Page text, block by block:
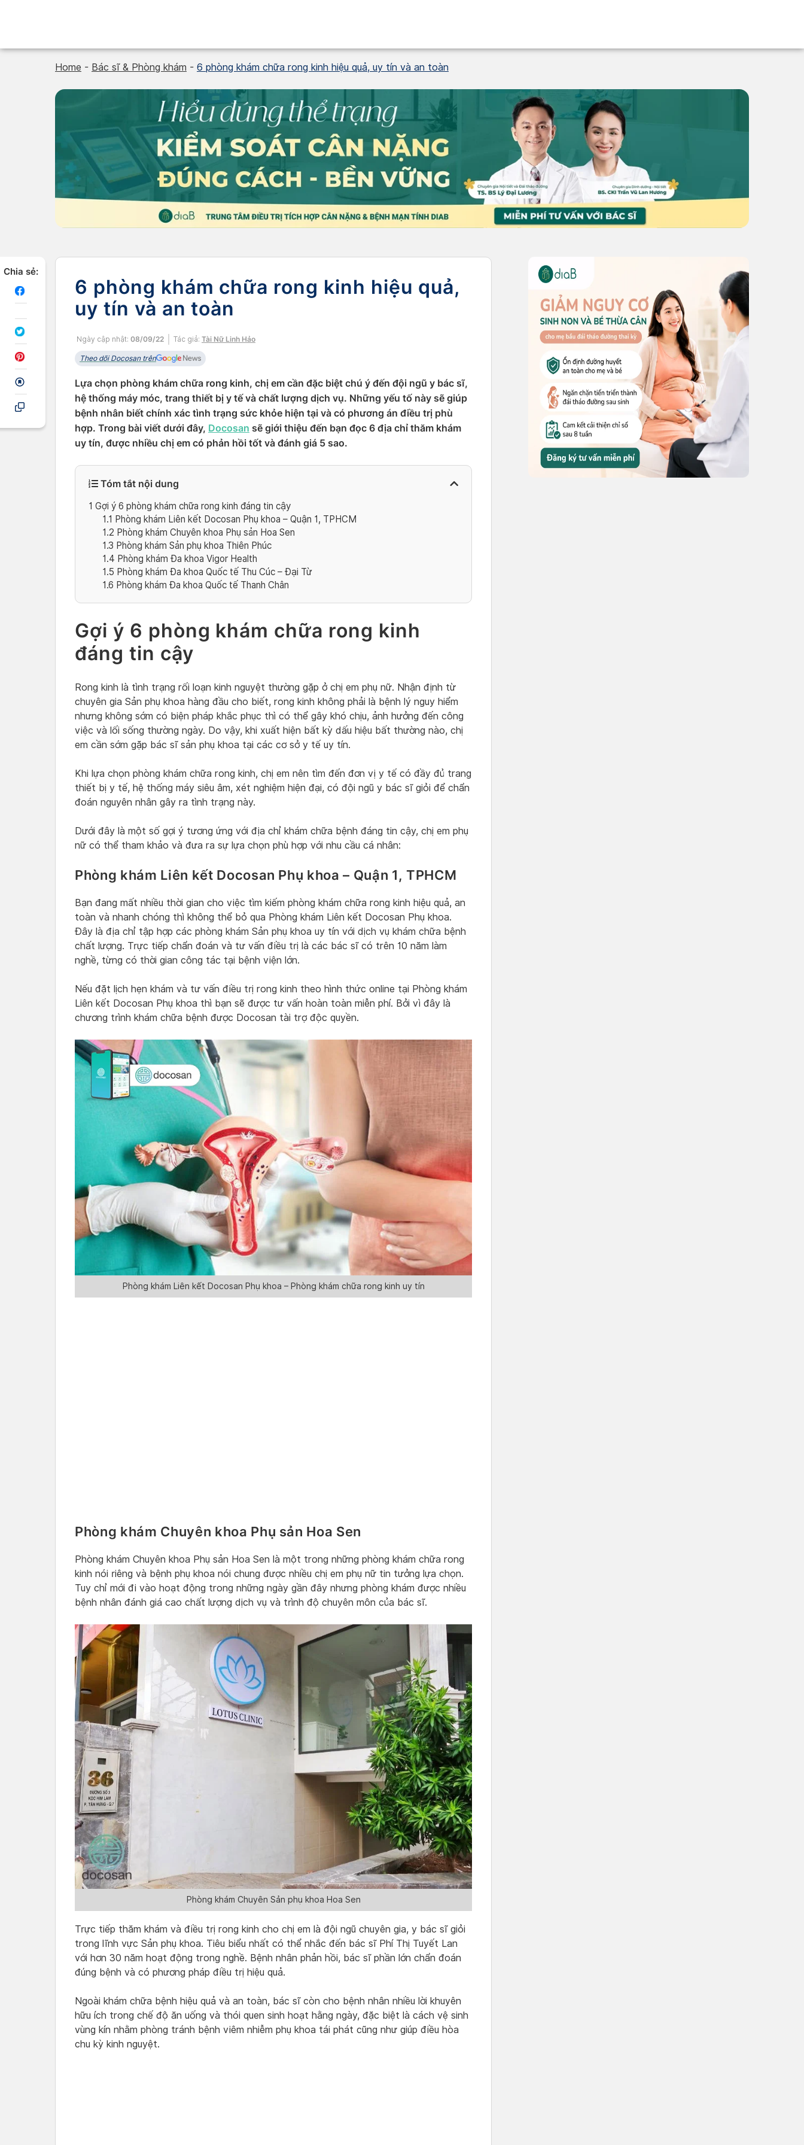
Home - Bác sĩ & Phòng khám - 6 phòng khám chữa rong kinh hiệu quả, uy tín và an toàn
Chia sẻ:
6 phòng khám chữa rong kinh hiệu quả,
uy tín và an toàn
Ngày cập nhật: 08/09/22 Tác giả: Tài Nữ Linh Hảo
Theo dõi Docosan trên
Lựa chọn phòng khám chữa rong kinh, chị em cần đặc biệt chú ý đến đội ngũ y bác sĩ,
hệ thống máy móc, trang thiết bị y tế và chất lượng dịch vụ. Những yếu tố này sẽ giúp
bệnh nhân biết chính xác tình trạng sức khỏe hiện tại và có phương án điều trị phù
hợp. Trong bài viết dưới đây, Docosan sẽ giới thiệu đến bạn đọc 6 địa chỉ thăm khám
uy tín, được nhiều chị em có phản hồi tốt và đánh giá 5 sao.
Tóm tắt nội dung
1 Gợi ý 6 phòng khám chữa rong kinh đáng tin cậy
1.1 Phòng khám Liên kết Docosan Phụ khoa – Quận 1, TPHCM
1.2 Phòng khám Chuyên khoa Phụ sản Hoa Sen
1.3 Phòng khám Sản phụ khoa Thiên Phúc
1.4 Phòng khám Đa khoa Vigor Health
1.5 Phòng khám Đa khoa Quốc tế Thu Cúc – Đại Từ
1.6 Phòng khám Đa khoa Quốc tế Thanh Chân
Gợi ý 6 phòng khám chữa rong kinh
đáng tin cậy
Rong kinh là tình trạng rối loạn kinh nguyệt thường gặp ở chị em phụ nữ. Nhận định từ
chuyên gia Sản phụ khoa hàng đầu cho biết, rong kinh không phải là bệnh lý nguy hiểm
nhưng không sớm có biện pháp khắc phục thì có thể gây khó chịu, ảnh hưởng đến công
việc và lối sống thường ngày. Do vậy, khi xuất hiện bất kỳ dấu hiệu bất thường nào, chị
em cần sớm gặp bác sĩ sản phụ khoa tại các cơ sở y tế uy tín.
Khi lựa chọn phòng khám chữa rong kinh, chị em nên tìm đến đơn vị y tế có đầy đủ trang
thiết bị y tế, hệ thống máy siêu âm, xét nghiệm hiện đại, có đội ngũ y bác sĩ giỏi để chẩn
đoán nguyên nhân gây ra tình trạng này.
Dưới đây là một số gợi ý tương ứng với địa chỉ khám chữa bệnh đáng tin cậy, chị em phụ
nữ có thể tham khảo và đưa ra sự lựa chọn phù hợp với nhu cầu cá nhân:
Phòng khám Liên kết Docosan Phụ khoa – Quận 1, TPHCM
Bạn đang mất nhiều thời gian cho việc tìm kiếm phòng khám chữa rong kinh hiệu quả, an
toàn và nhanh chóng thì không thể bỏ qua Phòng khám Liên kết Docosan Phụ khoa.
Đây là địa chỉ tập hợp các phòng khám Sản phụ khoa uy tín với dịch vụ khám chữa bệnh
chất lượng. Trực tiếp chẩn đoán và tư vấn điều trị là các bác sĩ có trên 10 năm làm
nghề, từng có thời gian công tác tại bệnh viện lớn.
Nếu đặt lịch hẹn khám và tư vấn điều trị rong kinh theo hình thức online tại Phòng khám
Liên kết Docosan Phụ khoa thì bạn sẽ được tư vấn hoàn toàn miễn phí. Bởi vì đây là
chương trình khám chữa bệnh được Docosan tài trợ độc quyền.
Phòng khám Liên kết Docosan Phụ khoa – Phòng khám chữa rong kinh uy tín
Phòng khám Chuyên khoa Phụ sản Hoa Sen
Phòng khám Chuyên khoa Phụ sản Hoa Sen là một trong những phòng khám chữa rong
kinh nói riêng và bệnh phụ khoa nói chung được nhiều chị em phụ nữ tin tưởng lựa chọn.
Tuy chỉ mới đi vào hoạt động trong những ngày gần đây nhưng phòng khám được nhiều
bệnh nhân đánh giá cao chất lượng dịch vụ và trình độ chuyên môn của bác sĩ.
Phòng khám Chuyên Sản phụ khoa Hoa Sen
Trực tiếp thăm khám và điều trị rong kinh cho chị em là đội ngũ chuyên gia, y bác sĩ giỏi
trong lĩnh vực Sản phụ khoa. Tiêu biểu nhất có thể nhắc đến bác sĩ Phí Thị Tuyết Lan
với hơn 30 năm hoạt động trong nghề. Bệnh nhân phản hồi, bác sĩ phần lớn chẩn đoán
đúng bệnh và có phương pháp điều trị hiệu quả.
Ngoài khám chữa bệnh hiệu quả và an toàn, bác sĩ còn cho bệnh nhân nhiều lời khuyên
hữu ích trong chế độ ăn uống và thói quen sinh hoạt hằng ngày, đặc biệt là cách vệ sinh
vùng kín nhằm phòng tránh bệnh viêm nhiễm phụ khoa tái phát cũng như giúp điều hòa
chu kỳ kinh nguyệt.